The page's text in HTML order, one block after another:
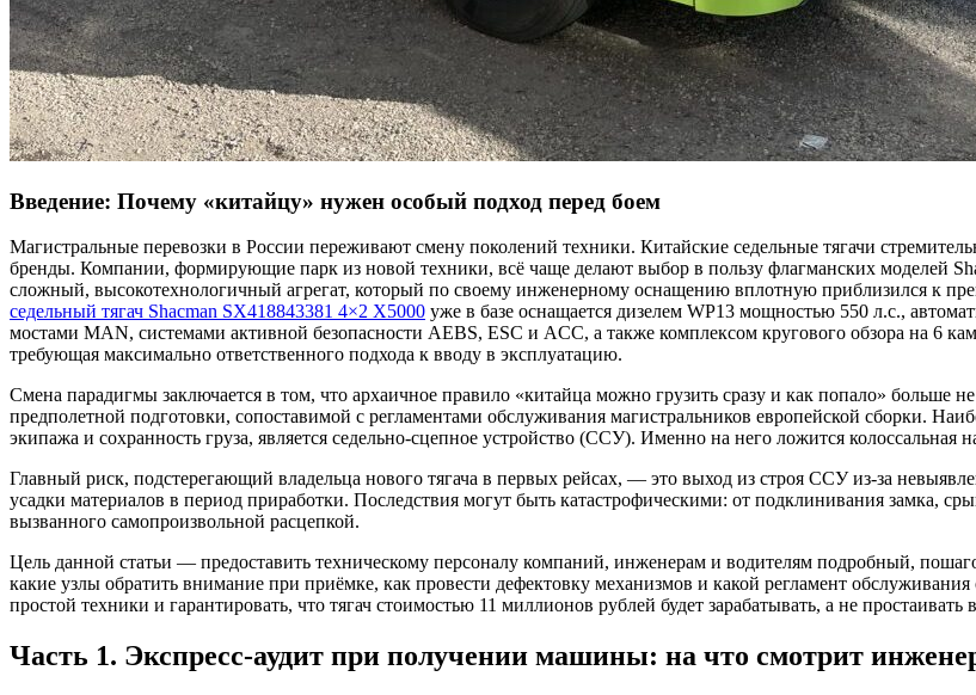
Введение: Почему «китайцу» нужен особый подход перед боем
Магистральные перевозки в России переживают смену поколений техники. Китайские седельные тягачи
бренды. Компании, формирующие парк из новой техники, всё чаще делают выбор в пользу флагманских моделей
сложный, высокотехнологичный агрегат, который по своему инженерному оснащению вплотную приблизился к
седельный тягач Shacman SX418843381 4×2 X5000 уже в базе оснащается дизелем WP13 мощностью 550 л.с.,
мостами MAN, системами активной безопасности AEBS, ESC и ACC, а также комплексом кругового обзора на 6
требующая максимально ответственного подхода к вводу в эксплуатацию.
Смена парадигмы заключается в том, что архаичное правило «китайца можно грузить сразу и как попало» больше
предполетной подготовки, сопоставимой с регламентами обслуживания магистральников европейской сборки.
экипажа и сохранность груза, является седельно-сцепное устройство (ССУ). Именно на него ложится колоссальная
Главный риск, подстерегающий владельца нового тягача в первых рейсах, — это выход из строя ССУ из-за
усадки материалов в период приработки. Последствия могут быть катастрофическими: от подклинивания замка,
вызванного самопроизвольной расцепкой.
Цель данной статьи — предоставить техническому персоналу компаний, инженерам и водителям подробный,
какие узлы обратить внимание при приёмке, как провести дефектовку механизмов и какой регламент
простой техники и гарантировать, что тягач стоимостью 11 миллионов рублей будет зарабатывать, а не
Часть 1. Экспресс-аудит при получении машины: на что смотрит